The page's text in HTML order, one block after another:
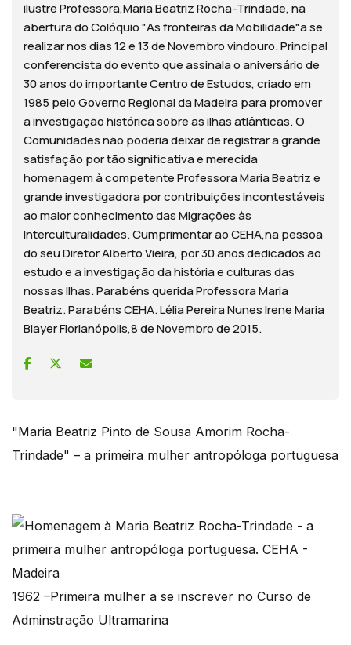
ilustre Professora,Maria Beatriz Rocha-Trindade, na
abertura do Colóquio "As fronteiras da Mobilidade"a se
realizar nos dias 12 e 13 de Novembro vindouro. Principal
conferencista do evento que assinala o aniversário de
30 anos do importante Centro de Estudos, criado em
1985 pelo Governo Regional da Madeira para promover
a investigação histórica sobre as ilhas atlânticas. O
Comunidades não poderia deixar de registrar a grande
satisfação por tão significativa e merecida
homenagem à competente Professora Maria Beatriz e
grande investigadora por contribuições incontestáveis
ao maior conhecimento das Migrações às
Interculturalidades. Cumprimentar ao CEHA,na pessoa
do seu Diretor Alberto Vieira, por 30 anos dedicados ao
estudo e a investigação da história e culturas das
nossas Ilhas. Parabéns querida Professora Maria
Beatriz. Parabéns CEHA. Lélia Pereira Nunes Irene Maria
Blayer Florianópolis,8 de Novembro de 2015.
"Maria Beatriz Pinto de Sousa Amorim Rocha-
Trindade" – a primeira mulher antropóloga portuguesa
1962 –Primeira mulher a se inscrever no Curso de
Adminstração Ultramarina